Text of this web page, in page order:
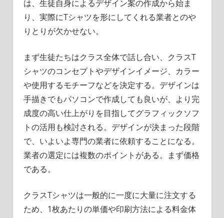
は、生徒自身によるデザイン案の作成から始ま
り、実際にTシャツを形にしてくれる業者とのや
りとりが欠かせない。
まず生徒たちはクラス全体で話し合い、クラスT
シャツのコンセプトやデザインイメージ、カラー
や使用するモチーフなどを決定する。デザインは
手描きでもパソコンで作成しても良いが、より完
成度の高い仕上がりを目指してグラフィックソフ
トの活用も検討される。デザインが決まった段階
で、いよいよ専門の業者に依頼することになる。
業者の選定には複数のポイントがある。まず価格
である。
クラスTシャツは一般的に一度に大量に注文する
ため、1枚あたりの単価や印刷方法による料金体